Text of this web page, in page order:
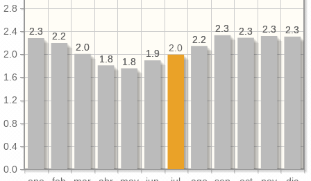
0.0
0.4
0.8
1.2
1.6
2.0
2.4
2.8
2.3
2.3
2.3
2.3
2.2
1.9
1.8
1.8
2.0
2.2
2.3 2.3
2.3
2.3
2.3
2.2
2.0
1.9
1.8
1.8
2.0
2.2
2.3